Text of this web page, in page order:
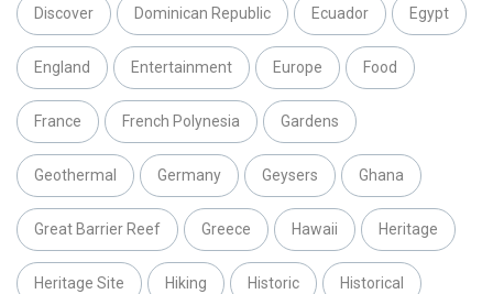
Discover Dominican Republic Ecuador Egypt
England Entertainment Europe Food
France French Polynesia Gardens
Geothermal Germany Geysers Ghana
Great Barrier Reef Greece Hawaii Heritage
Heritage Site Hiking Historic Historical